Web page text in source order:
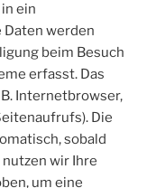
ein
werden
beim Besuch
erfasst. Das
Internetbrowser,
Die
sobald
wir Ihre
um eine